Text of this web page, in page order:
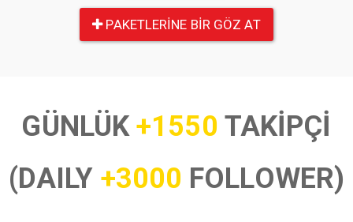
PAKETLERINE BIR GÖZ AT
GÜNLÜK+1550 TAKİPÇİ
(DAILY +3000 FOLLOWER)